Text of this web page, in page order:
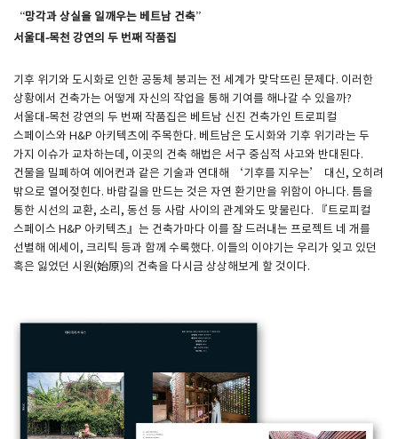
“망각과 상실을 일깨우는 베트남 건축”
서울대-목천 강연의 두 번째 작품집​
기후 위기와 도시화로 인한 공동체 붕괴는 전 세계가 맞닥뜨린 문제다. 이러한
상황에서 건축가는 어떻게 자신의 작업을 통해 기여를 해나갈 수 있을까?
서울대-목천 강연의 두 번째 작품집은 베트남 신진 건축가인 트로피컬
스페이스와 H&P 아키텍츠에 주목한다. 베트남은 도시화와 기후 위기라는 두
가지 이슈가 교차하는데, 이곳의 건축 해법은 서구 중심적 사고와 반대된다.
건물을 밀폐하여 에어컨과 같은 기술과 연대해 ‘기후를 지우는’ 대신, 오히려
밖으로 열어젖힌다. 바람길을 만드는 것은 자연 환기만을 위함이 아니다. 틈을
통한 시선의 교환, 소리, 동선 등 사람 사이의 관계와도 맞물린다. 『트로피컬
스페이스 H&P 아키텍츠』는 건축가마다 이를 잘 드러내는 프로젝트 네 개를
선별해 에세이, 크리틱 등과 함께 수록했다. 이들의 이야기는 우리가 잊고 있던
혹은 잃었던 시원(始原)의 건축을 다시금 상상해보게 할 것이다.